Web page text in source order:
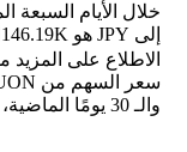
الاطلاع على المزيد
والـ 30 يومًا الماضية، والـ 90 يومًا الماضية.